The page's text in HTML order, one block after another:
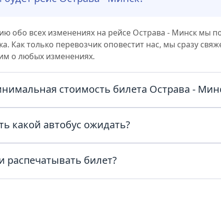
обо всех изменениях на рейсе Острава - Минск мы
Как только перевозчик оповестит нас, мы сразу
о любых изменениях.
стоимость билета Острава -
из Острава в Минск с комфортом и по честным
в поиске и узнайте точную стоимость билета прямо
какой автобус ожидать?
можно уточнить у перевозчика, позвонив по
билете рейса Острава - Минск или обратившись в
день до отправления.
распечатывать билет?